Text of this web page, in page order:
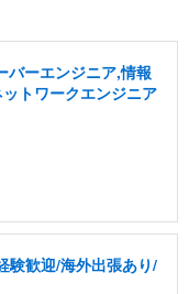
バーエンジニア,情報
トワークエンジニア
験歓迎/海外出張あり/